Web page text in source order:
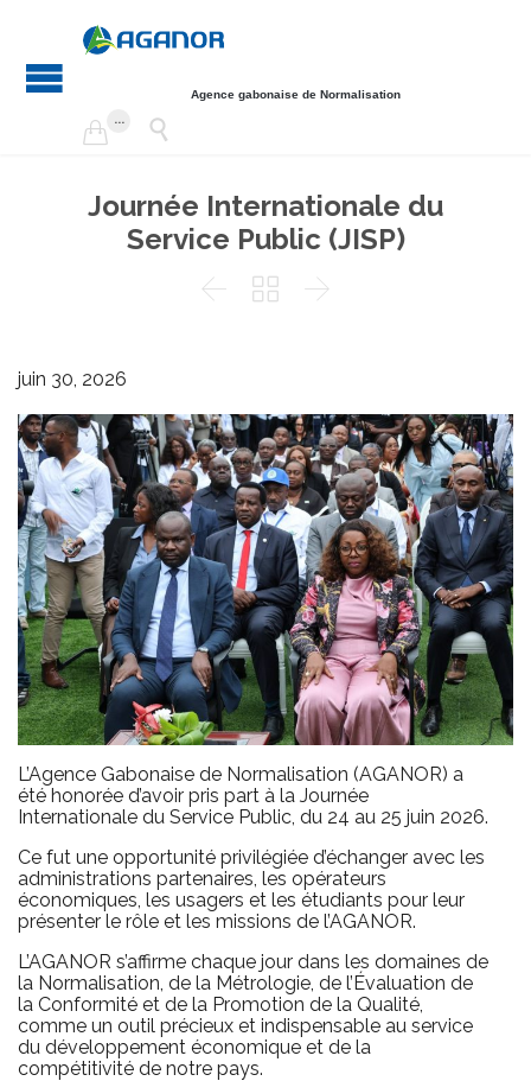
Agence gabonaise de Normalisation

... 
Journée Internationale du
Service Public (JISP)
  
juin 30, 2026
L’Agence Gabonaise de Normalisation (AGANOR) a
été honorée d’avoir pris part à la Journée
Internationale du Service Public, du 24 au 25 juin 2026.
Ce fut une opportunité privilégiée d’échanger avec les
administrations partenaires, les opérateurs
économiques, les usagers et les étudiants pour leur
présenter le rôle et les missions de l’AGANOR.
L’AGANOR s’affirme chaque jour dans les domaines de
la Normalisation, de la Métrologie, de l’Évaluation de
la Conformité et de la Promotion de la Qualité,
comme un outil précieux et indispensable au service
du développement économique et de la
compétitivité de notre pays.